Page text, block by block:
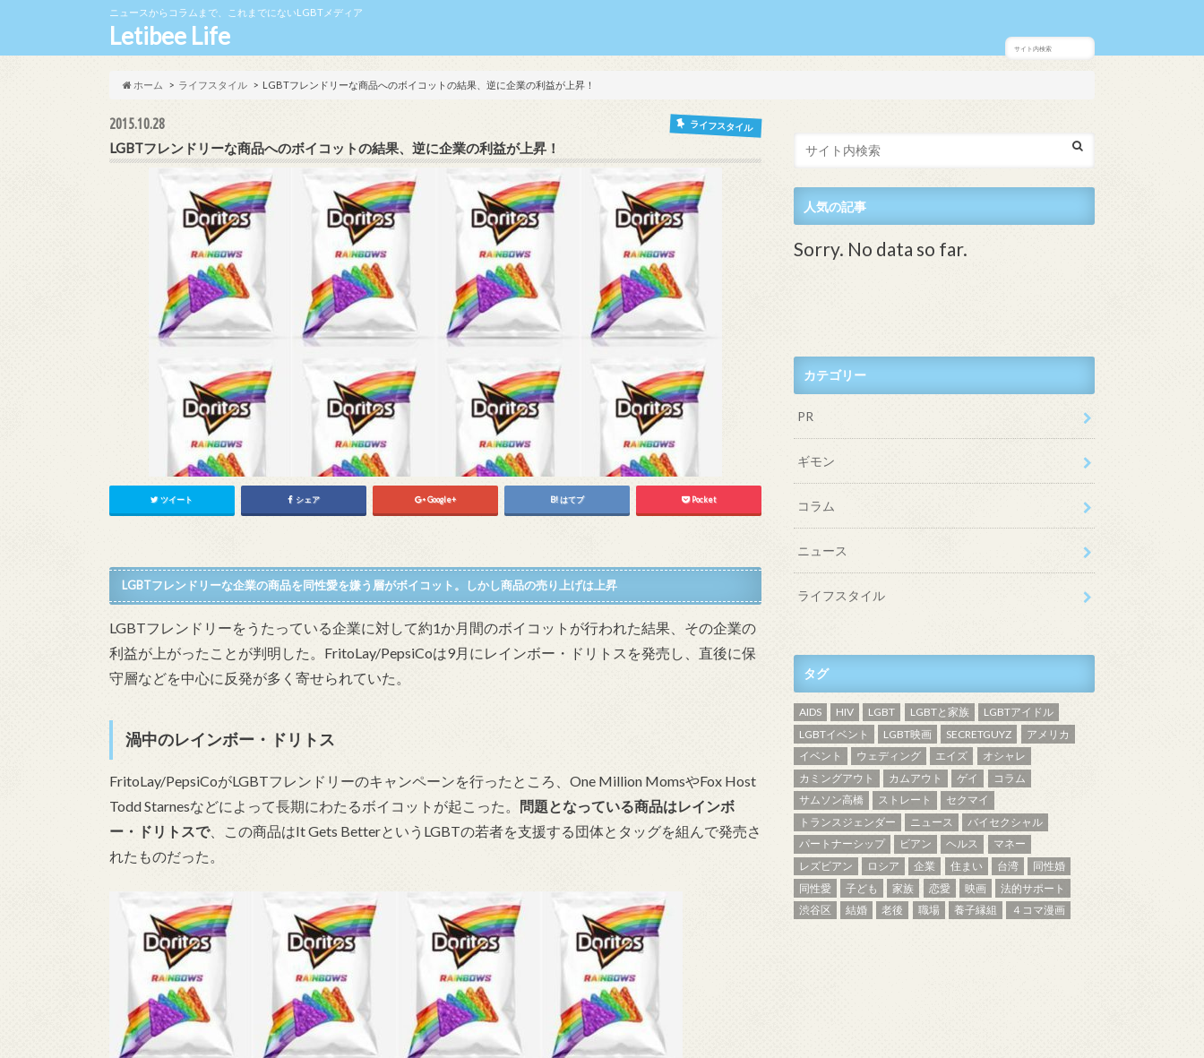
ニュースからコラムまで、これまでにないLGBTメディア
Letibee Life
ホーム ライフスタイル LGBTフレンドリーな商品へのボイコットの結果、逆に企業の利益が上昇！
2015.10.28 ライフスタイル
LGBTフレンドリーな商品へのボイコットの結果、逆に企業の利益が上昇！
ツイート シェア Google+ はてブ Pocket
LGBTフレンドリーな企業の商品を同性愛を嫌う層がボイコット。しかし商品の売り上げは上昇
LGBTフレンドリーをうたっている企業に対して約1か月間のボイコットが行われた結果、その企業の
利益が上がったことが判明した。FritoLay/PepsiCoは9月にレインボー・ドリトスを発売し、直後に保
守層などを中心に反発が多く寄せられていた。
渦中のレインボー・ドリトス
FritoLay/PepsiCoがLGBTフレンドリーのキャンペーンを行ったところ、One Million MomsやFox Host
Todd Starnesなどによって長期にわたるボイコットが起こった。 問題となっている商品はレインボ
ー・ドリトスで、この商品はIt Gets BetterというLGBTの若者を支援する団体とタッグを組んで発売さ
れたものだった。
人気の記事
Sorry. No data so far.
カテゴリー
PR
ギモン
コラム
ニュース
ライフスタイル
タグ
AIDS HIV LGBT LGBTと家族
LGBTアイドル
LGBTイベント
LGBT映画 SECRETGUYZ
アメリカ
イベント
ウェディング エイズ
オシャレ
カミングアウト
カムアウト ゲイ
コラム
サムソン高橋
ストレート
セクマイ
トランスジェンダー
ニュース
バイセクシャル
パートナーシップ
ビアン ヘルス
マネー
レズビアン
ロシア 企業 住まい 台湾
同性婚
同性愛
子ども 家族 恋愛 映画
法的サポート
渋谷区
結婚 老後 職場 養子縁組 ４コマ漫画